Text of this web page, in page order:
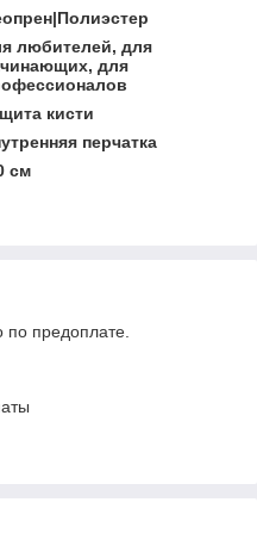
любителей, для
для
кисти
перчатка
см
по предоплате.